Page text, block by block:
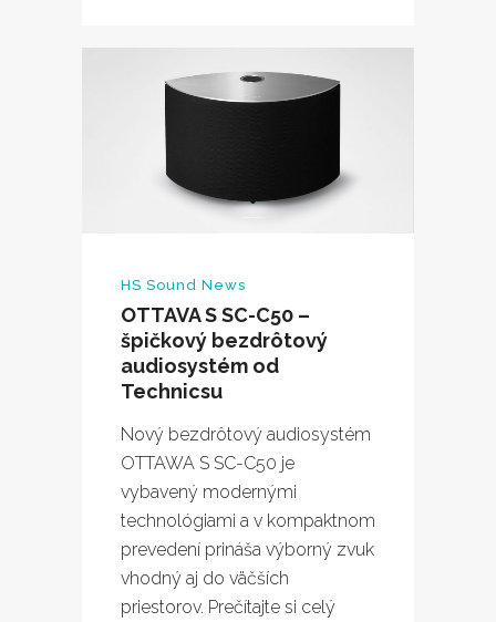
HS Sound News
OTTAVA S SC-C50 –
špičkový bezdrôtový
audiosystém od
Technicsu
Nový bezdrôtový audiosystém
OTTAWA S SC-C50 je
vybavený modernými
technológiami a v kompaktnom
prevedení prináša výborný zvuk
vhodný aj do väčších
priestorov. Prečítajte si celý